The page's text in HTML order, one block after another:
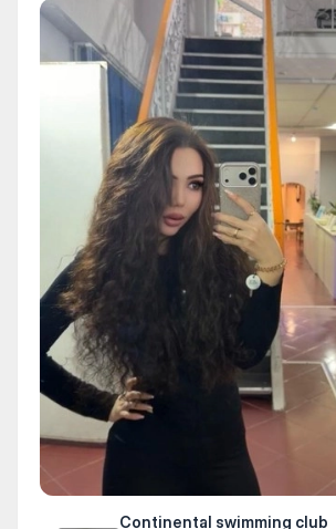
Continental swimming club